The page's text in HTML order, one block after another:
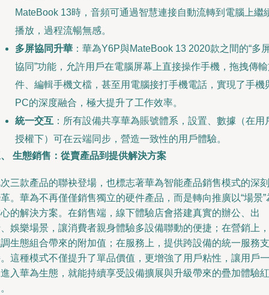
MateBook 13時，音頻可通過智慧連接自動流轉到電腦上繼
播放，過程流暢無感。
多屏協同升華 ：華為Y6P與MateBook 13 2020款之間的“多
協同”功能，允許用戶在電腦屏幕上直接操作手機，拖拽傳
件、編輯手機文檔，甚至用電腦接打手機電話，實現了手機
PC的深度融合，極大提升了工作效率。
統一交互 ：所有設備共享華為賬號體系，設置、數據（在用
授權下）可在云端同步，營造一致性的用戶體驗。
生態銷售：從賣產品到提供解決方案
三款產品的聯袂登場，也標志著華為智能產品銷售模式的深刻
。華為不再僅僅銷售獨立的硬件產品，而是轉向推廣以“場景”
的解決方案。在銷售端，線下體驗店會搭建真實的辦公、出
娛樂場景，讓消費者親身體驗多設備聯動的便捷；在營銷上，
生態組合帶來的附加值；在服務上，提供跨設備的統一服務支
這種模式不僅提升了單品價值，更增強了用戶粘性，讓用戶一
入華為生態，就能持續享受設備擴展與升級帶來的疊加體驗紅